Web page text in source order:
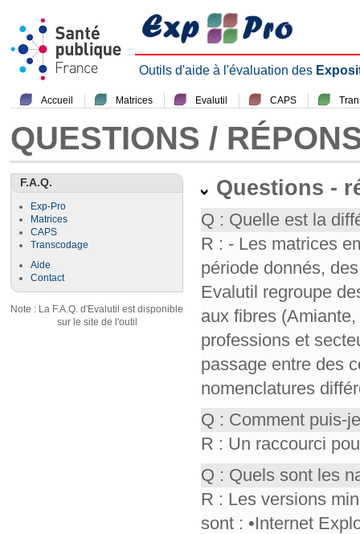
Outils d'aide à l'évaluation des
Accueil Matrices Evalutil CAPS
QUESTIONS /
F.A.Q.
Exp-Pro
Matrices
CAPS
Transcodage
Aide
Contact
Note : La F.A.Q. d'Evalutil est disponible
sur le site de l'outil
Questions -
Q : Quelle est la
R : - Les matrices
période donnés,
Evalutil regroupe
aux fibres
professions et
passage entre des
nomenclatures
Q : Comment puis-
R : Un raccourci
Q : Quels sont les
R : Les versions
sont : •Internet